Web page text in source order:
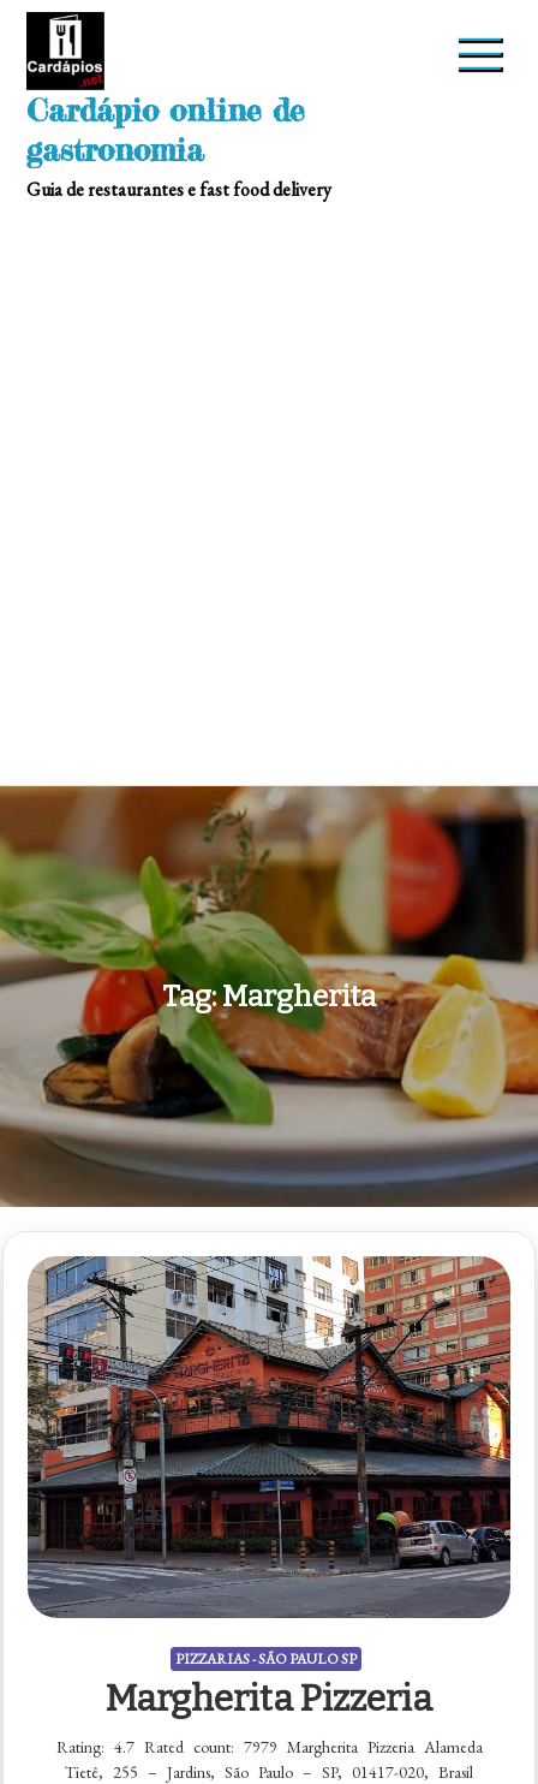
Skip
Cardápio online de
gastronomia
Guia de restaurantes e fast food delivery
Tag:Margherita
PIZZARIAS - SÃO PAULO SP
Margherita Pizzeria
Rating: 4.7 Rated count: 7979 Margherita Pizzeria Alameda
Tietê, 255 – Jardins, São Paulo – SP, 01417-020, Brasil